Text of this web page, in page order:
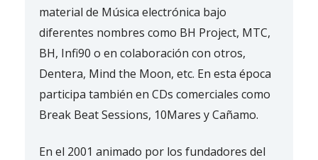
material de Música electrónica bajo
diferentes nombres como BH Project, MTC,
BH, Infi90 o en colaboración con otros,
Dentera, Mind the Moon, etc. En esta época
participa también en CDs comerciales como
Break Beat Sessions, 10Mares y Cañamo.
En el 2001 animado por los fundadores del